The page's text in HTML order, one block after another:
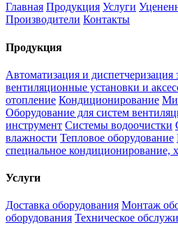
Главная Продукция Услуги
Производители Контакты
Продукция
Автоматизация и диспетчеризация
вентиляционные установки и
отопление Кондиционирование
Оборудование для систем
инструмент Системы водоочистки
влажности Тепловое оборудование
специальное кондиционирование,
Услуги
Доставка оборудования Монтаж
оборудования Техническое